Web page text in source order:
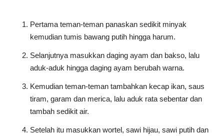
Pertama teman-teman panaskan sedikit minyak
kemudian tumis bawang putih hingga harum.
Selanjutnya masukkan daging ayam dan bakso, lalu
aduk-aduk hingga daging ayam berubah warna.
Kemudian teman-teman tambahkan kecap ikan, saus
tiram, garam dan merica, lalu aduk rata sebentar dan
tambah sedikit air.
Setelah itu masukkan wortel, sawi hijau, sawi putih dan